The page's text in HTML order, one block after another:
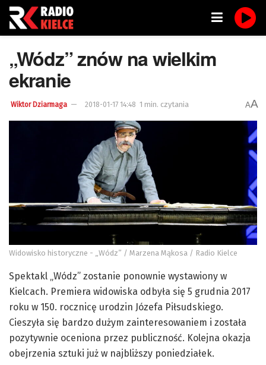
„Wódz” znów na wielkim
ekranie
Wiktor Dziarmaga 2018-01-17 14:48 1 min. czytania AA
Widowisko historyczne - „Wódz” / Marzena Mąkosa / Radio Kielce
Spektakl „Wódz” zostanie ponownie wystawiony w
Kielcach. Premiera widowiska odbyła się 5 grudnia 2017
roku w 150. rocznicę urodzin Józefa Piłsudskiego.
Cieszyła się bardzo dużym zainteresowaniem i została
pozytywnie oceniona przez publiczność. Kolejna okazja
obejrzenia sztuki już w najbliższy poniedziałek.